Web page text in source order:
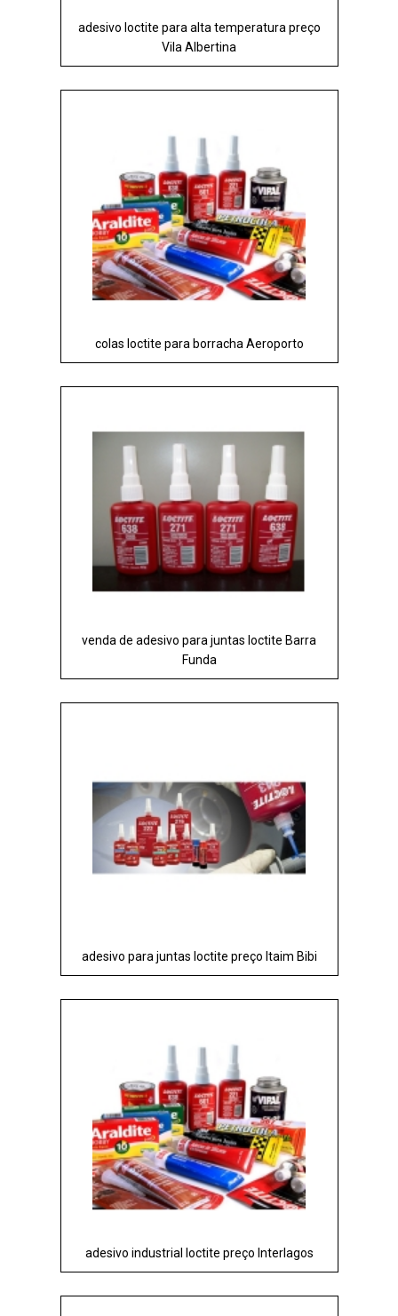
adesivo loctite para alta temperatura preço
Vila Albertina
colas loctite para borracha Aeroporto
venda de adesivo para juntas loctite Barra
Funda
adesivo para juntas loctite preço Itaim Bibi
adesivo industrial loctite preço Interlagos